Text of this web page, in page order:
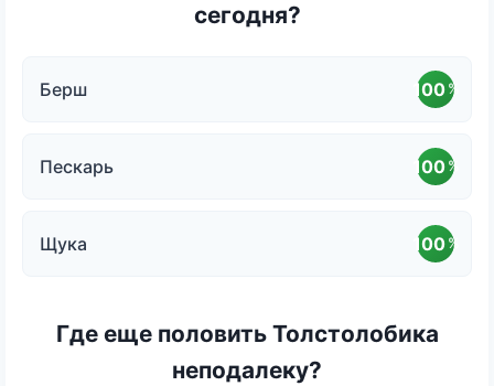
сегодня?
Берш 100 %
Пескарь 100 %
Щука 100 %
Где еще половить Толстолобика
неподалеку?